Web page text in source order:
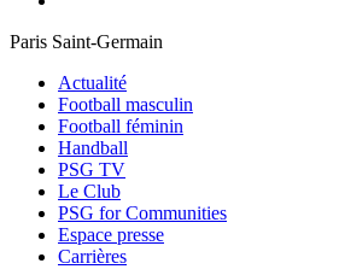
Paris Saint-Germain
Actualité
Football masculin
Football féminin
Handball
PSG TV
Le Club
PSG for Communities
Espace presse
Carrières